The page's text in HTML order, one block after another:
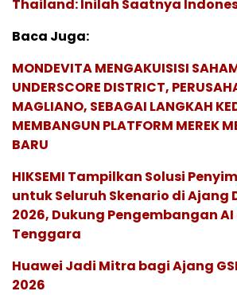
Thailand: Inilah Saatnya
Baca Juga:
MONDEVITA MENGAKUISISI
UNDERSCORE DISTRICT,
MAGLIANO, SEBAGAI LANGKAH
MEMBANGUN PLATFORM MEREK
BARU
HIKSEMI Tampilkan Solusi
untuk Seluruh Skenario di Ajang
2026, Dukung Pengembangan AI
Tenggara
Huawei Jadi Mitra bagi Ajang
2026